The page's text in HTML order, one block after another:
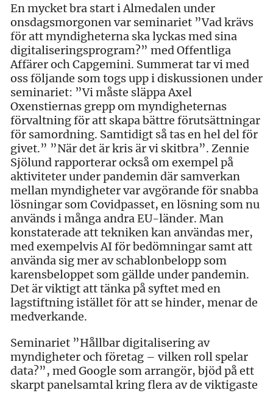
En mycket bra start i Almedalen under
onsdagsmorgonen var seminariet ”Vad krävs
för att myndigheterna ska lyckas med sina
digitaliseringsprogram?” med Offentliga
Affärer och Capgemini. Summerat tar vi med
oss följande som togs upp i diskussionen under
seminariet: ”Vi måste släppa Axel
Oxenstiernas grepp om myndigheternas
förvaltning för att skapa bättre förutsättningar
för samordning. Samtidigt så tas en hel del för
givet.” ”När det är kris är vi skitbra”. Zennie
Sjölund rapporterar också om exempel på
aktiviteter under pandemin där samverkan
mellan myndigheter var avgörande för snabba
lösningar som Covidpasset, en lösning som nu
används i många andra EU-länder. Man
konstaterade att tekniken kan användas mer,
med exempelvis AI för bedömningar samt att
använda sig mer av schablonbelopp som
karensbeloppet som gällde under pandemin.
Det är viktigt att tänka på syftet med en
lagstiftning istället för att se hinder, menar de
medverkande.
Seminariet ”Hållbar digitalisering av
myndigheter och företag – vilken roll spelar
data?”, med Google som arrangör, bjöd på ett
skarpt panelsamtal kring flera av de viktigaste